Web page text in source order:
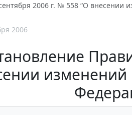
2006 г. № 558 “О внесении
2006
изменений